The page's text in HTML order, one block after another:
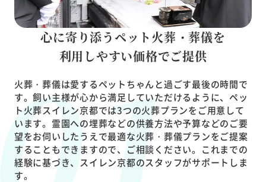
心に寄り添うペット火葬・葬儀を
利用しやすい価格でご提供
火葬・葬儀は愛するペットちゃんと過ごす最後の時間で
す。飼い主様が心から満足していただけるように、ペッ
ト火葬スイレン京都では3つの火葬プランをご用意して
います。霊園への埋葬などの供養方法や予算などのご要
望をお伺いしたうえで最適な火葬・葬儀プランをご提案
することもできますので、ご相談ください。これまでの
経験に基づき、スイレン京都のスタッフがサポートしま
す。